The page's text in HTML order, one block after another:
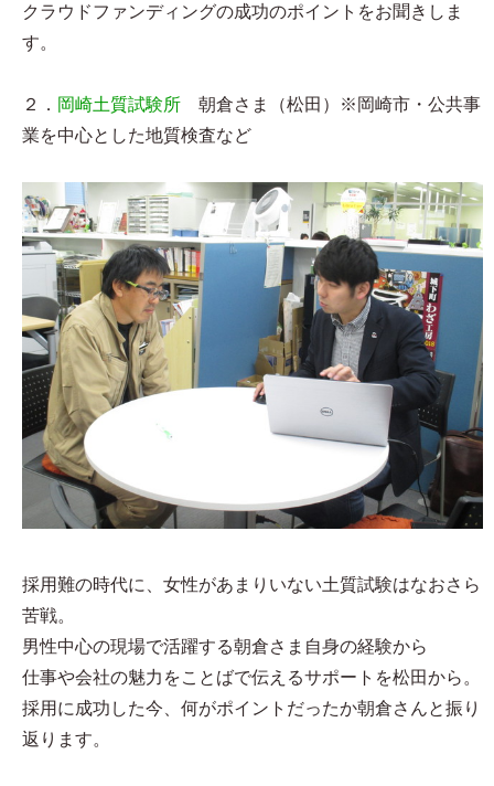
クラウドファンディングの成功のポイントをお聞きしま
す。
２． 岡崎土質試験所 朝倉さま（松田）※岡崎市・公共事
業を中心とした地質検査など
採用難の時代に、女性があまりいない土質試験はなおさら
苦戦。
男性中心の現場で活躍する朝倉さま自身の経験から
仕事や会社の魅力をことばで伝えるサポートを松田から。
採用に成功した今、何がポイントだったか朝倉さんと振り
返ります。